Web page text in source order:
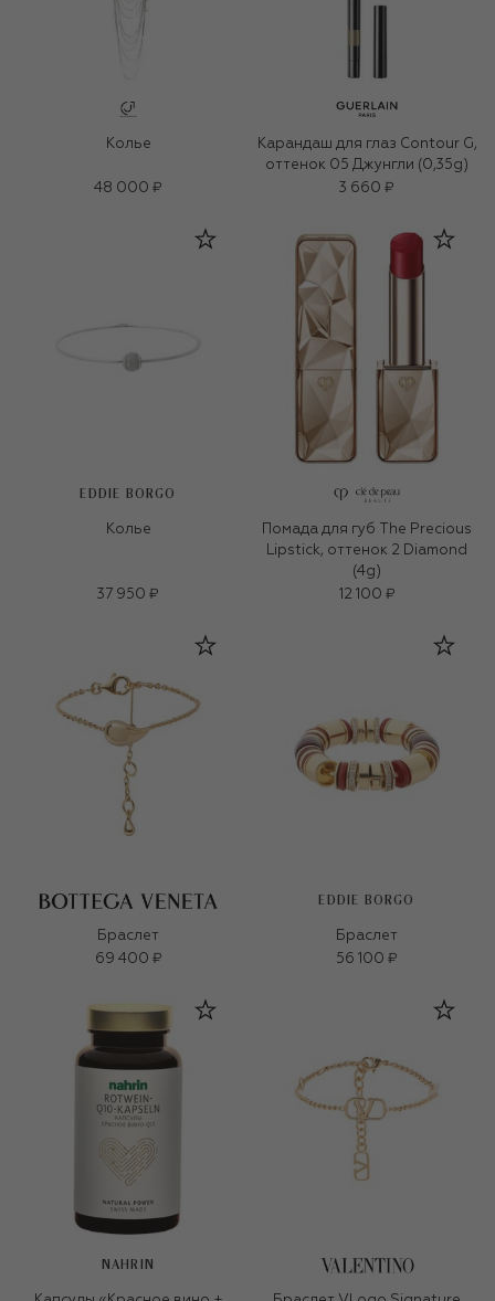
Колье
48 000 ₽
Карандаш для глаз Contour G,
оттенок 05 Джунгли (0,35g)
3 660 ₽
EDDIE BORGO
Колье
37 950 ₽
Помада для губ The Precious
Lipstick, оттенок 2 Diamond
(4g)
12 100 ₽
Браслет
69 400 ₽
EDDIE BORGO
Браслет
56 100 ₽
NAHRIN